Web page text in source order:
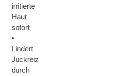
irritierte
Haut
sofort
•
Lindert
Juckreiz
durch